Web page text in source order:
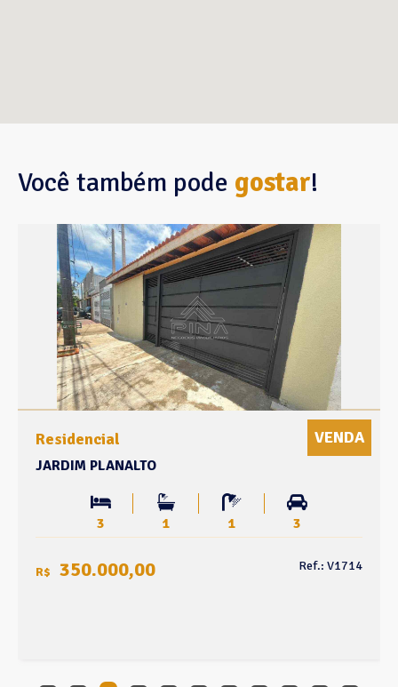
Você também pode gostar!
Residencial VENDA
JARDIM PLANALTO
3 1 1 3
R$ 350.000,00 Ref.: V1714